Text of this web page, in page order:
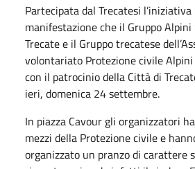
Partecipata dal Trecatesi l’iniziativa
manifestazione che il Gruppo Alpini
Trecate e il Gruppo trecatese
volontariato Protezione civile
con il patrocinio della Città di
ieri, domenica 24 settembre.
In piazza Cavour gli organizzatori
mezzi della Protezione civile e
organizzato un pranzo di carattere